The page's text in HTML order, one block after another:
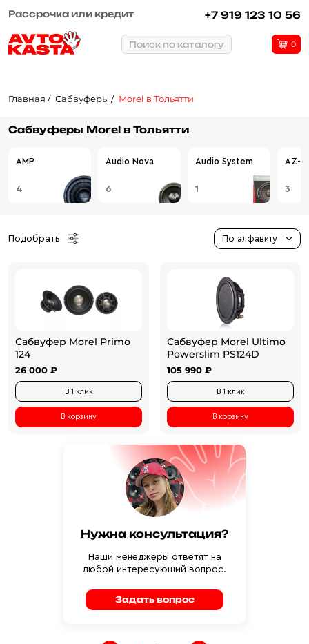
Рассрочка или кредит +7 919 123 10 56
Поиск по каталогу 0
Главная Сабвуферы Morel в Тольятти
Сабвуферы Morel в Тольятти
AMP
4
Audio Nova
6
Audio System
1
AZ-13
3
Подобрать По алфавиту
Сабвуфер Morel Primo
124
26 000 ₽
В 1 клик
В корзину
Сабвуфер Morel Ultimo
Powerslim PS124D
105 990 ₽
В 1 клик
В корзину
Нужна консультация?
Наши менеджеры ответят на
любой интересующий вопрос.
Задать вопрос